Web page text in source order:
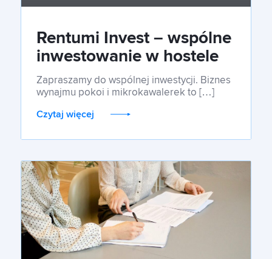
Rentumi Invest – wspólne
inwestowanie w hostele
w Polsce
Zapraszamy do wspólnej inwestycji. Biznes
wynajmu pokoi i mikrokawalerek to […]
Czytaj więcej